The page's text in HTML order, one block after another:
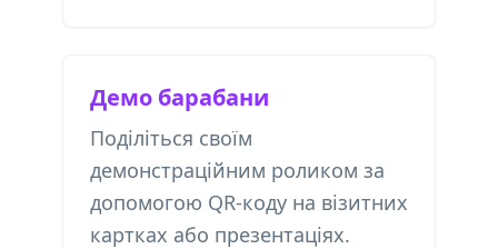
Демо барабани
Поділіться своїм
демонстраційним роликом за
допомогою QR-коду на візитних
картках або презентаціях.